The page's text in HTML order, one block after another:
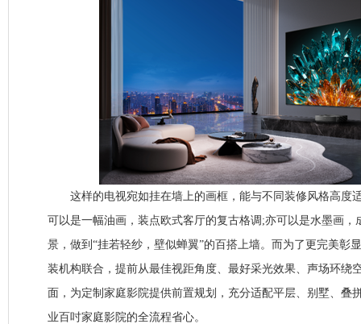
这样的电视宛如挂在墙上的画框，能与不同装修风格高度
可以是一幅油画，装点欧式客厅的复古格调;亦可以是水墨画，
景，做到“挂若轻纱，壁似蝉翼”的百搭上墙。而为了更完美彰
装机构联合，提前从最佳视距角度、最好采光效果、声场环绕
面，为定制家庭影院提供前置规划，充分适配平层、别墅、叠
业百吋家庭影院的全流程省心。